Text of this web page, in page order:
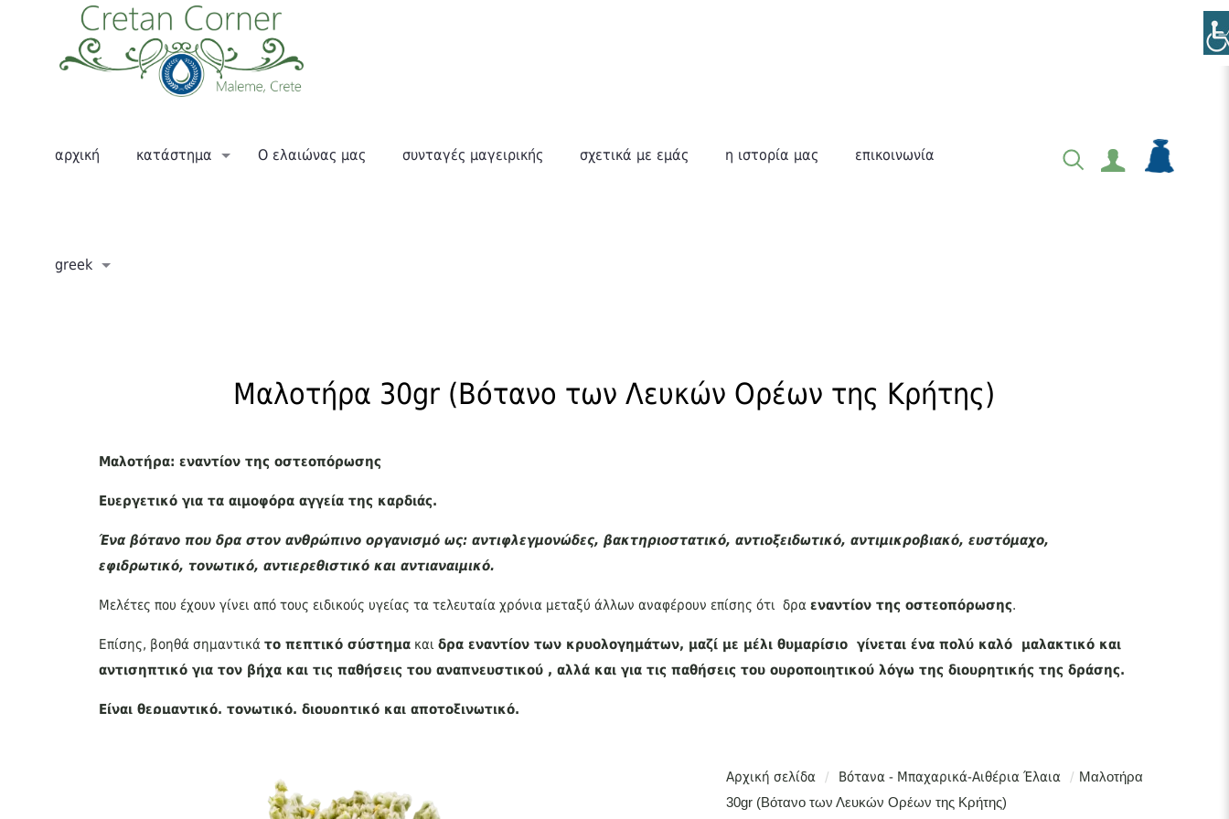
αρχική κατάστημα Ο ελαιώνας μας συνταγές μαγειρικής σχετικά με εμάς η ιστορία μας επικοινωνία
greek
Μαλοτήρα 30gr (Βότανο των Λευκών Ορέων της Κρήτης)
Μαλοτήρα: εναντίον της οστεοπόρωσης
Ευεργετικό για τα αιμοφόρα αγγεία της καρδιάς.
Ένα βότανο που δρα στον ανθρώπινο οργανισμό ως: αντιφλεγμονώδες, βακτηριοστατικό, αντιοξειδωτικό, αντιμικροβιακό, ευστόμαχο,
εφιδρωτικό, τονωτικό, αντιερεθιστικό και αντιαναιμικό.
Μελέτες που έχουν γίνει από τους ειδικούς υγείας τα τελευταία χρόνια μεταξύ άλλων αναφέρουν επίσης ότι δραεναντίον της οστεοπόρωσης.
Επίσης, βοηθά σημαντικάτο πεπτικό σύστημα καιδρα εναντίον των κρυολογημάτων, μαζί με μέλι θυμαρίσιο γίνεται ένα πολύ καλό μαλακτικό και
αντισηπτικό για τον βήχα και τις παθήσεις του αναπνευστικού , αλλά και για τις παθήσεις του ουροποιητικού λόγω της διουρητικής της δράσης.
Είναι θερμαντικό, τονωτικό, διουρητικό και αποτοξινωτικό.
Αρχική σελίδα / Βότανα - Μπαχαρικά-Αιθέρια Έλαια / Μαλοτήρα
30gr (Βότανο των Λευκών Ορέων της Κρήτης)